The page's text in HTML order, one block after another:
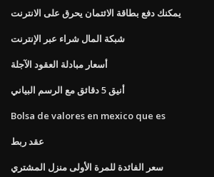
يمكنك دفع بطاقة الائتمان يحرق على الانترنت
شبكة المال شراء عبر الإنترنت
أسعار مبادلة العقود الآجلة
أنيق 5 دقائق مع الرسم البياني
Bolsa de valores en mexico que es
عقد ربط
سعر الفائدة للمرة الأولى منزل المشتري